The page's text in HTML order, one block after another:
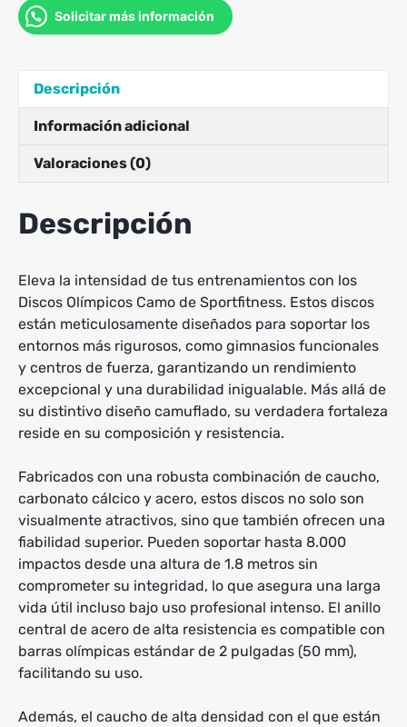
Solicitar más información
Descripción
Información adicional
Valoraciones (0)
Descripción
Eleva la intensidad de tus entrenamientos con los
Discos Olímpicos Camo de Sportfitness. Estos discos
están meticulosamente diseñados para soportar los
entornos más rigurosos, como gimnasios funcionales
y centros de fuerza, garantizando un rendimiento
excepcional y una durabilidad inigualable. Más allá de
su distintivo diseño camuflado, su verdadera fortaleza
reside en su composición y resistencia.
Fabricados con una robusta combinación de caucho,
carbonato cálcico y acero, estos discos no solo son
visualmente atractivos, sino que también ofrecen una
fiabilidad superior. Pueden soportar hasta 8.000
impactos desde una altura de 1.8 metros sin
comprometer su integridad, lo que asegura una larga
vida útil incluso bajo uso profesional intenso. El anillo
central de acero de alta resistencia es compatible con
barras olímpicas estándar de 2 pulgadas (50 mm),
facilitando su uso.
Además, el caucho de alta densidad con el que están